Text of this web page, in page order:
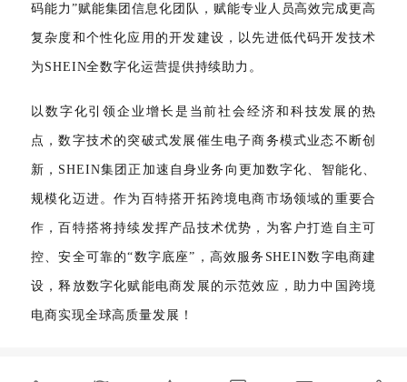
码能力”赋能集团信息化团队，赋能专业人员高效完成更高
复杂度和个性化应用的开发建设，以先进低代码开发技术
为SHEIN全数字化运营提供持续助力。
以数字化引领企业增长是当前社会经济和科技发展的热
点，数字技术的突破式发展催生电子商务模式业态不断创
新，SHEIN集团正加速自身业务向更加数字化、智能化、
规模化迈进。作为百特搭开拓跨境电商市场领域的重要合
作，百特搭将持续发挥产品技术优势，为客户打造自主可
控、安全可靠的“数字底座”，高效服务SHEIN数字电商建
设，释放数字化赋能电商发展的示范效应，助力中国跨境
电商实现全球高质量发展！